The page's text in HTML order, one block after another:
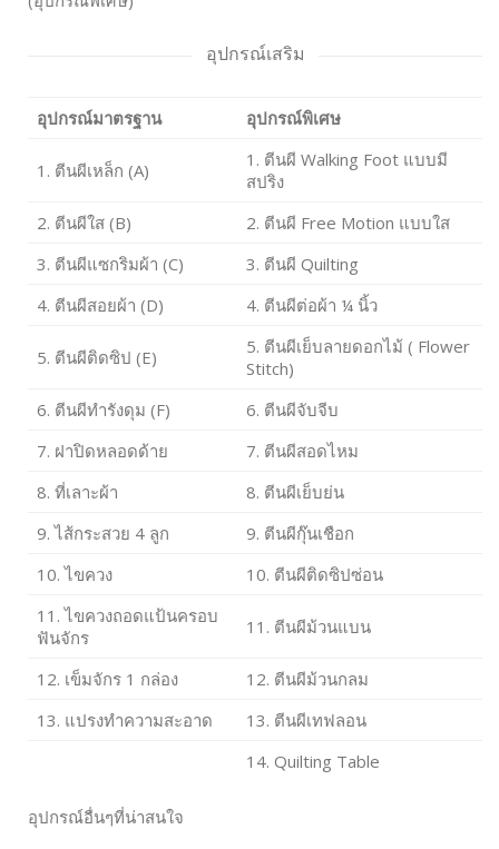
อุปกรณ์เสริม
อุปกรณ์มาตรฐาน อุปกรณ์พิเศษ
1. ตีนผีเหล็ก (A)
1. ตีนผี Walking Foot แบบมี
สปริง
2. ตีนผีใส (B)
2. ตีนผี Free Motion แบบใส
3. ตีนผีแซกริมผ้า (C)
3. ตีนผี Quilting
4. ตีนผีสอยผ้า (D)
4. ตีนผีต่อผ้า ¼ นิ้ว
5. ตีนผีติดซิป (E)
5. ตีนผีเย็บลายดอกไม้ ( Flower
Stitch)
6. ตีนผีทำรังดุม (F)
6. ตีนผีจับจีบ
7. ฝาปิดหลอดด้าย
7. ตีนผีสอดไหม
8. ที่เลาะผ้า
8. ตีนผีเย็บย่น
9. ไส้กระสวย 4 ลูก
9. ตีนผีกุ๊นเชือก
10. ไขควง
10. ตีนผีติดซิปซ่อน
11. ไขควงถอดแป้นครอบ
ฟันจักร
11. ตีนผีม้วนแบน
12. เข็มจักร 1 กล่อง
12. ตีนผีม้วนกลม
13. แปรงทำความสะอาด
13. ตีนผีเทฟลอน
14. Quilting Table
อุปกรณ์อื่นๆที่น่าสนใจ